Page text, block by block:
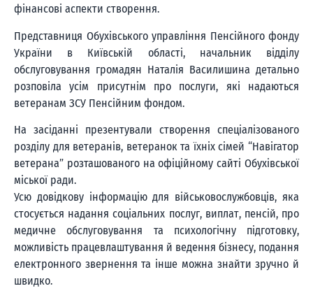
фінансові аспекти створення.
Представниця Обухівського управління Пенсійного фонду
України в Київській області, начальник відділу
обслуговування громадян Наталія Василишина детально
розповіла усім присутнім про послуги, які надаються
ветеранам ЗСУ Пенсійним фондом.
На засіданні презентували створення спеціалізованого
розділу для ветеранів, ветеранок та їхніх сімей “Навігатор
ветерана” розташованого на офіційному сайті Обухівської
міської ради.
Усю довідкову інформацію для військовослужбовців, яка
стосується надання соціальних послуг, виплат, пенсій, про
медичне обслуговування та психологічну підготовку,
можливість працевлаштування й ведення бізнесу, подання
електронного звернення та інше можна знайти зручно й
швидко.